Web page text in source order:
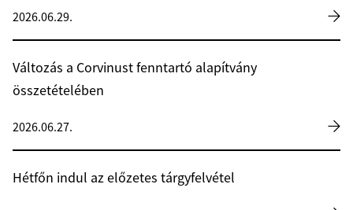
2026.06.29.
Változás a Corvinust fenntartó alapítvány
összetételében
2026.06.27.
Hétfőn indul az előzetes tárgyfelvétel